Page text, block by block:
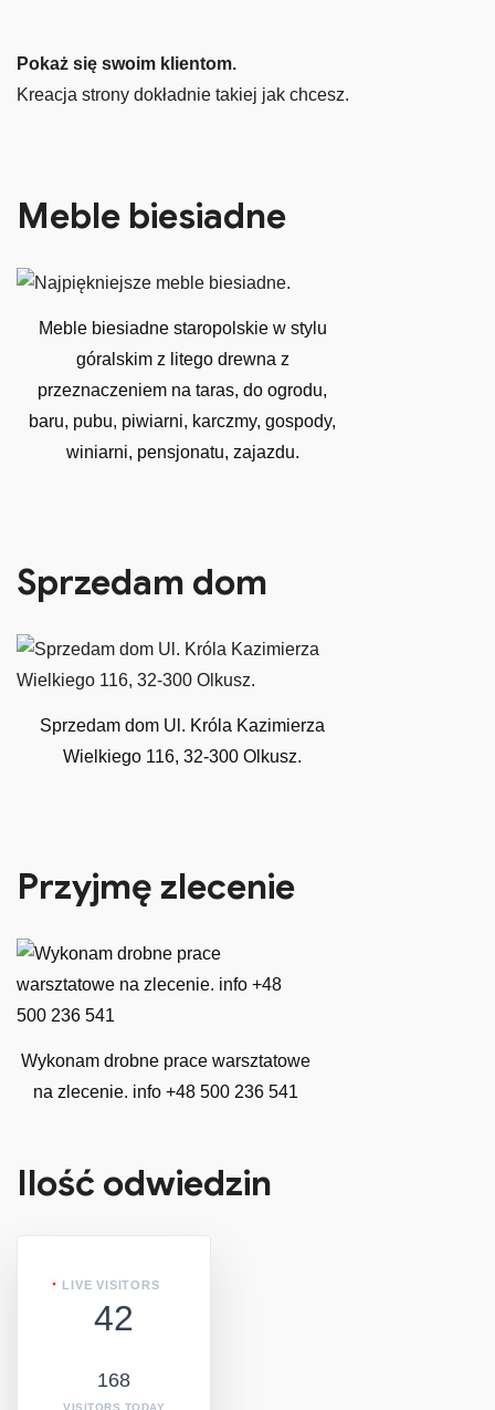
Pokaż się swoim klientom.
Kreacja strony dokładnie takiej jak chcesz.
Meble biesiadne
Meble biesiadne staropolskie w stylu
góralskim z litego drewna z
przeznaczeniem na taras, do ogrodu,
baru, pubu, piwiarni, karczmy, gospody,
winiarni, pensjonatu, zajazdu.
Sprzedam dom
Sprzedam dom Ul. Króla Kazimierza
Wielkiego 116, 32-300 Olkusz.
Przyjmę zlecenie
Wykonam drobne prace warsztatowe
na zlecenie. info +48 500 236 541
Ilość odwiedzin
LIVE VISITORS
42
168
VISITORS TODAY